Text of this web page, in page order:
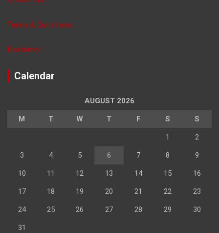
Terms & Conditions
Disclaimer
Calendar
AUGUST 2026
M T W T F S S
1 2
3 4 5 6 7 8 9
10 11 12 13 14 15 16
17 18 19 20 21 22 23
24 25 26 27 28 29 30
31